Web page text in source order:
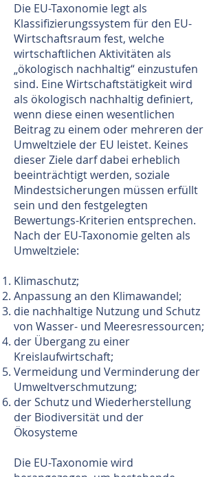
Die EU-Taxonomie legt als
Klassifizierungssystem für den EU-
Wirtschaftsraum fest, welche
wirtschaftlichen Aktivitäten als
„ökologisch nachhaltig“ einzustufen
sind. Eine Wirtschaftstätigkeit wird
als ökologisch nachhaltig definiert,
wenn diese einen wesentlichen
Beitrag zu einem oder mehreren der
Umweltziele der EU leistet. Keines
dieser Ziele darf dabei erheblich
beeinträchtigt werden, soziale
Mindestsicherungen müssen erfüllt
sein und den festgelegten
Bewertungs-Kriterien entsprechen.
Nach der EU-Taxonomie gelten als
Umweltziele:
Klimaschutz;
Anpassung an den Klimawandel;
die nachhaltige Nutzung und Schutz
von Wasser- und Meeresressourcen;
der Übergang zu einer
Kreislaufwirtschaft;
Vermeidung und Verminderung der
Umweltverschmutzung;
der Schutz und Wiederherstellung
der Biodiversität und der
Ökosysteme
Die EU-Taxonomie wird